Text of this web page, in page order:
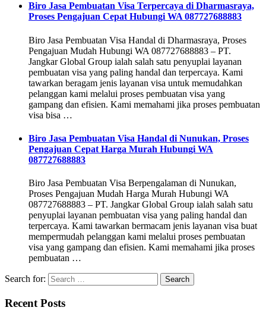
Biro Jasa Pembuatan Visa Terpercaya di Dharmasraya,
Proses Pengajuan Cepat Hubungi WA 087727688883
Biro Jasa Pembuatan Visa Handal di Dharmasraya, Proses
Pengajuan Mudah Hubungi WA 087727688883 – PT.
Jangkar Global Group ialah salah satu penyuplai layanan
pembuatan visa yang paling handal dan terpercaya. Kami
tawarkan beragam jenis layanan visa untuk memudahkan
pelanggan kami melalui proses pembuatan visa yang
gampang dan efisien. Kami memahami jika proses pembuatan
visa bisa …
Biro Jasa Pembuatan Visa Handal di Nunukan, Proses
Pengajuan Cepat Harga Murah Hubungi WA
087727688883
Biro Jasa Pembuatan Visa Berpengalaman di Nunukan,
Proses Pengajuan Mudah Harga Murah Hubungi WA
087727688883 – PT. Jangkar Global Group ialah salah satu
penyuplai layanan pembuatan visa yang paling handal dan
terpercaya. Kami tawarkan bermacam jenis layanan visa buat
mempermudah pelanggan kami melalui proses pembuatan
visa yang gampang dan efisien. Kami memahami jika proses
pembuatan …
Search for:
Recent Posts